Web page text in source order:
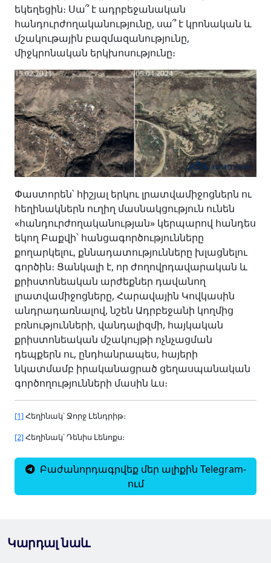
Կարդալ նաև
եկեղեցին։ Սա՞ է ադրբեջանական
հանդուրժողականությունը, սա՞ է կրոնական և
մշակութային բազմազանությունը,
միջկրոնական երկխոսությունը։
Փաստորեն՝ հիշյալ երկու լրատվամիջոցներն ու
հեղինակներն ուղիղ մասնակցություն ունեն
«հանդուրժողականության» կերպարով հանդես
եկող Բաքվի՝ հանցագործությունները
քողարկելու, քննադատությունները խլացնելու
գործին։ Ցանկալի է, որ ժողովրդավարական և
քրիստոնեական արժեքներ դավանող
լրատվամիջոցները, Հարավային Կովկասին
անդրադառնալով, նշեն Ադրբեջանի կողմից
բռնությունների, վանդալիզմի, հայկական
քրիստոնեական մշակույթի ոչնչացման
դեպքերն ու, ընդհանրապես, հայերի
նկատմամբ իրականացրած ցեղասպանական
գործողությունների մասին ևս։
[1]Հեղինակ՝ Ջորջ Լենդրիթ։
[2]Հեղինակ՝ Դենիս Լենոքս։
Բաժանորդագրվեք մեր ալիքին Telegram-
ում